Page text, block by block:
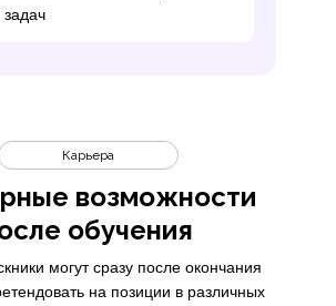
возможности
обучения
Карьера
могут сразу после окончания
на позиции в различных